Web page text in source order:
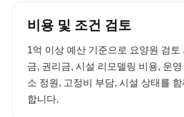
비용 및 조건 검토
1억 이상 예산 기준으로 요양원 검토
금, 권리금, 시설 리모델링 비용, 운
소 정원, 고정비 부담, 시설 상태를
합니다.